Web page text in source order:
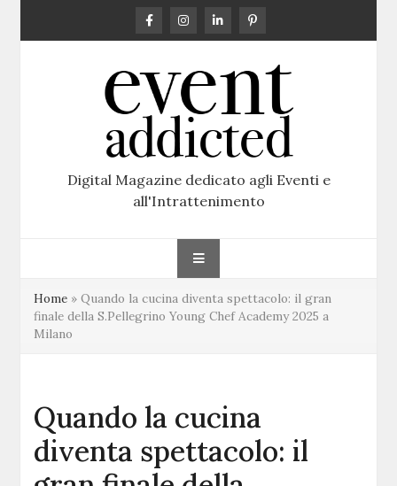
Digital Magazine dedicato agli Eventi e
all'Intrattenimento
Home »Quando la cucina diventa spettacolo: il gran
finale della S.Pellegrino Young Chef Academy 2025 a
Milano
Quando la cucina
diventa spettacolo: il